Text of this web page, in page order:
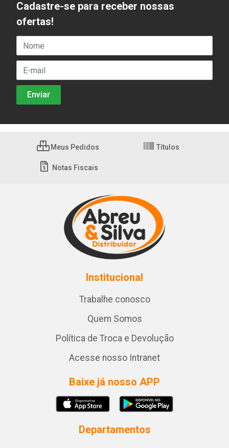
Cadastre-se para receber nossas
ofertas!
Meus Pedidos Títulos
Notas Fiscais
Institucional
Trabalhe conosco
Quem Somos
Política de Troca e Devolução
Acesse nosso Intranet
Baixe já nosso APP
Departamentos